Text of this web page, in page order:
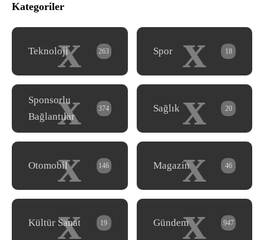
Kategoriler
x
Teknoloji 263 x
Spor 18
x
Sponsorlu
Bağlantılar
374 x
Sağlık 20
x
Otomobil 146 x
Magazin 46
x
Kültür Sanat 19 x
Gündem 947